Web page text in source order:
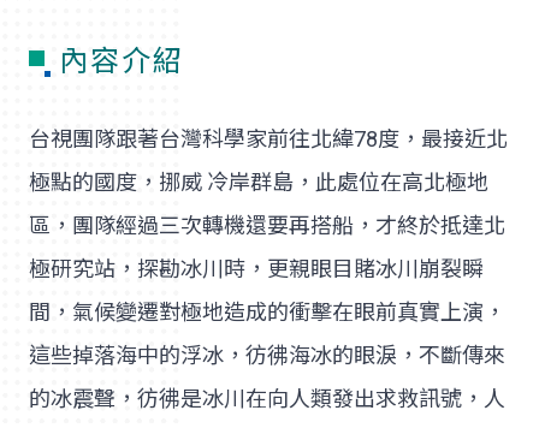
內容介紹
台視團隊跟著台灣科學家前往北緯78度，最接近北
極點的國度，挪威 冷岸群島，此處位在高北極地
區，團隊經過三次轉機還要再搭船，才終於抵達北
極研究站，探勘冰川時，更親眼目賭冰川崩裂瞬
間，氣候變遷對極地造成的衝擊在眼前真實上演，
這些掉落海中的浮冰，彷彿海冰的眼淚，不斷傳來
的冰震聲，彷彿是冰川在向人類發出求救訊號，人